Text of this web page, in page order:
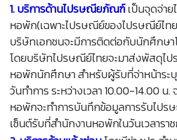
1. บริการด้านไปรษณียภัณฑ์เป็นจุดจ่า
หอพัก(เฉพาะไปรษณีย์ของไปรษณีย์ไท
บริษัทเอกชนจะมีการติดต่อกับนักศึกษ
โดยบริษัทไปรษณีย์ไทยจะมาส่งพัสดุไ
หอพักนักศึกษา สำหรับผู้รับที่จ่าหน้าร
วันทำการ ระหว่างเวลา 10.00-14.00 น.
หอพักจะทำการบันทึกข้อมูลการรับไป
เซ็นต์รับที่สำนักงานหอพักในวันเวลารา